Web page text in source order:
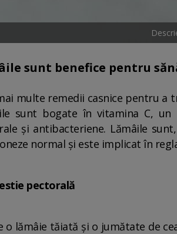
sunt benefice pentru
multe remedii casnice pentru a
sunt bogate în vitamina C,
și antibacteriene. Lămâile
normal și este implicat în
pectorală
o lămâie tăiată și o jumătate de